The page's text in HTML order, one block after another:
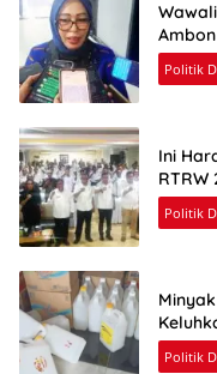
Ambon
Politik
Ini
RTRW
Politik
Politik